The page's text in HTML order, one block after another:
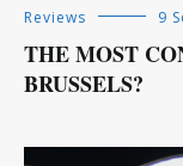
Reviews 9
THE MOST
BRUSSELS?